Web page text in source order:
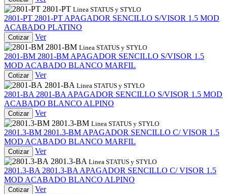
2801-PT Linea STATUS y STYLO
2801-PT 2801-PT APAGADOR SENCILLO S/VISOR 1.5 MOD
ACABADO PLATINO
Cotizar
Ver
2801-BM Linea STATUS y STYLO
2801-BM 2801-BM APAGADOR SENCILLO S/VISOR 1.5
MOD ACABADO BLANCO MARFIL
Cotizar
Ver
2801-BA Linea STATUS y STYLO
2801-BA 2801-BA APAGADOR SENCILLO S/VISOR 1.5 MOD
ACABADO BLANCO ALPINO
Cotizar
Ver
2801.3-BM Linea STATUS y STYLO
2801.3-BM 2801.3-BM APAGADOR SENCILLO C/ VISOR 1.5
MOD ACABADO BLANCO MARFIL
Cotizar
Ver
2801.3-BA Linea STATUS y STYLO
2801.3-BA 2801.3-BA APAGADOR SENCILLO C/ VISOR 1.5
MOD ACABADO BLANCO ALPINO
Cotizar
Ver